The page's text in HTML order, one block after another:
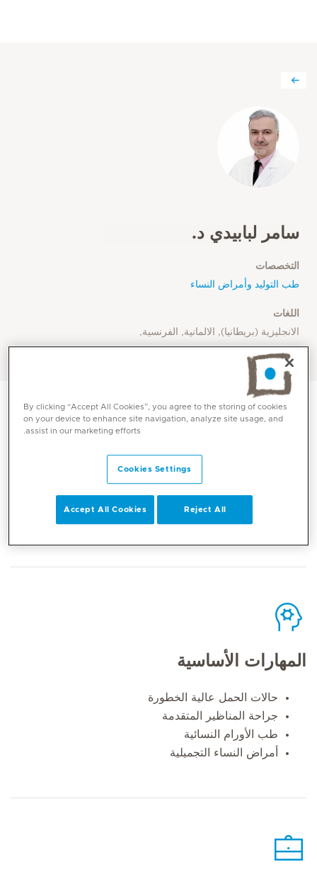
سامر لبابيدي د.
التخصصات
طب التوليد وأمراض النساء
اللغات
الانجليزية (بريطانيا), الالمانية, الفرنسية,
العربية
Mediclinic Middle East Corporate Office
المهارات الأساسية
حالات الحمل عالية الخطورة
جراحة المناظير المتقدمة
طب الأورام النسائية
أمراض النساء التجميلية
By clicking “Accept All Cookies”, you agree to the storing of cookies
on your device to enhance site navigation, analyze site usage, and
assist in our marketing efforts.
Cookies Settings
Reject All
Accept All Cookies